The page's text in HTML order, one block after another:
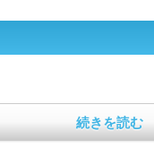
続きを読む